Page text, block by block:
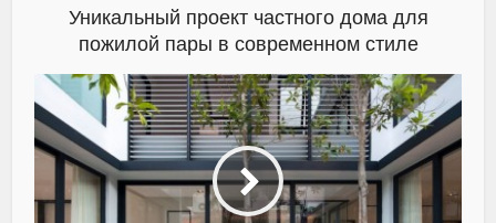
Уникальный проект частного дома для
пожилой пары в современном стиле